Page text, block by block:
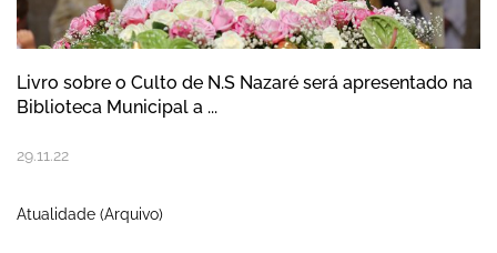
Livro sobre o Culto de N.S Nazaré será apresentado na
Biblioteca Municipal a ...
29.11.22
Atualidade (Arquivo)